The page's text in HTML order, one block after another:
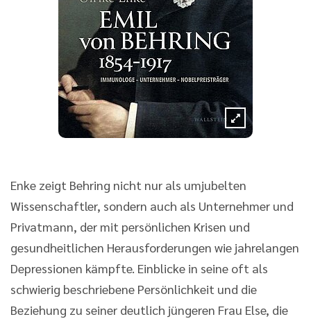
Enke zeigt Behring nicht nur als umjubelten
Wissenschaftler, sondern auch als Unternehmer und
Privatmann, der mit persönlichen Krisen und
gesundheitlichen Herausforderungen wie jahrelangen
Depressionen kämpfte. Einblicke in seine oft als
schwierig beschriebene Persönlichkeit und die
Beziehung zu seiner deutlich jüngeren Frau Else, die